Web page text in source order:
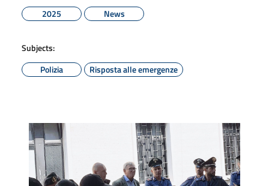
2025
News
Subjects:
Polizia
Risposta alle emergenze